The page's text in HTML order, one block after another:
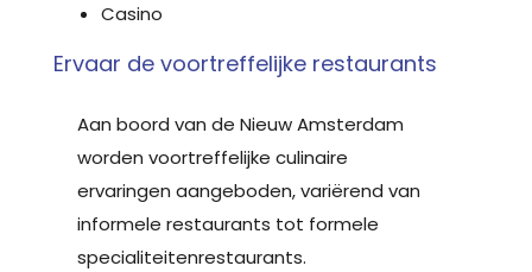
Casino
Ervaar de voortreffelijke restaurants
Aan boord van de Nieuw Amsterdam
worden voortreffelijke culinaire
ervaringen aangeboden, variërend van
informele restaurants tot formele
specialiteitenrestaurants.